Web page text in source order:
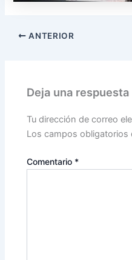
ANTERIOR
Deja una respuesta
Tu dirección de correo
Los campos obligatorios
Comentario *